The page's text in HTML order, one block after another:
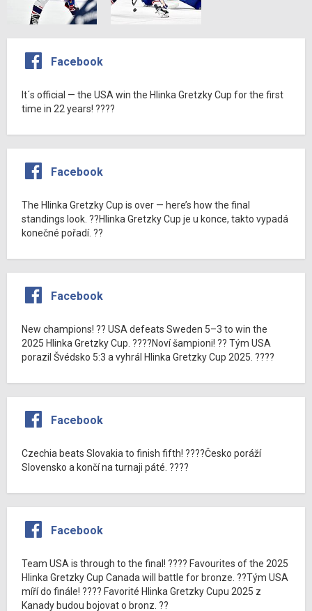
Facebook
It´s official — the USA win the Hlinka Gretzky Cup for the first
time in 22 years! ????
Facebook
The Hlinka Gretzky Cup is over — here’s how the final
standings look. ??Hlinka Gretzky Cup je u konce, takto vypadá
konečné pořadí. ??
Facebook
New champions! ?? USA defeats Sweden 5–3 to win the
2025 Hlinka Gretzky Cup. ????Noví šampioni! ?? Tým USA
porazil Švédsko 5:3 a vyhrál Hlinka Gretzky Cup 2025. ????
Facebook
Czechia beats Slovakia to finish fifth! ????Česko poráží
Slovensko a končí na turnaji páté. ????
Facebook
Team USA is through to the final! ???? Favourites of the 2025
Hlinka Gretzky Cup Canada will battle for bronze. ??Tým USA
míří do finále! ???? Favorité Hlinka Gretzky Cupu 2025 z
Kanady budou bojovat o bronz. ??